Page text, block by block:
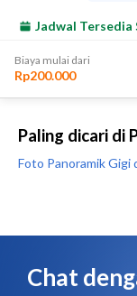
Paling dicari di
Foto Panoramik Gigi